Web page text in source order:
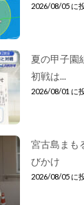
2026/08/05 に
夏の甲子園
初戦は...
2026/08/01 に
宮古島まも
びかけ
2026/08/05 に